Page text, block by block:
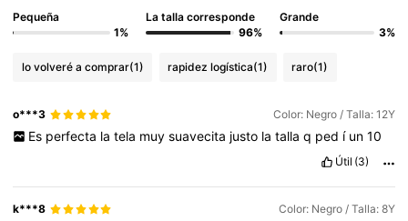
Pequeña
1%
La talla corresponde
96%
Grande
3%
lo volveré a comprar(1) rapidez logística(1) raro(1)
o***3 Color: Negro / Talla: 12Y
Es perfecta la tela muy suavecita justo la talla q ped í un 10
Útil (3)
k***8 Color: Negro / Talla: 8Y